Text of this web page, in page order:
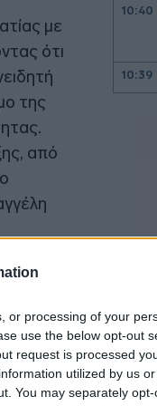
or processing of your
use the below opt-out
request is processed
utilized by us
You may separately
με
ότι
της
από
10:40
10:39
09:52
09:45